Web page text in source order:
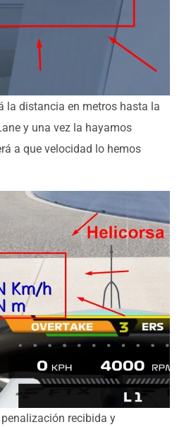
la distancia en metros hasta la
y una vez la hayamos
a que velocidad lo hemos
recibida y